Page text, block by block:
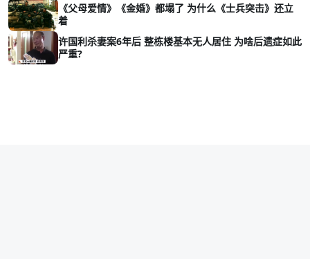
《父母爱情》《金婚》都塌了 为什么《士兵突击》还立
着
许国利杀妻案6年后 整栋楼基本无人居住 为啥后遗症如此
严重?